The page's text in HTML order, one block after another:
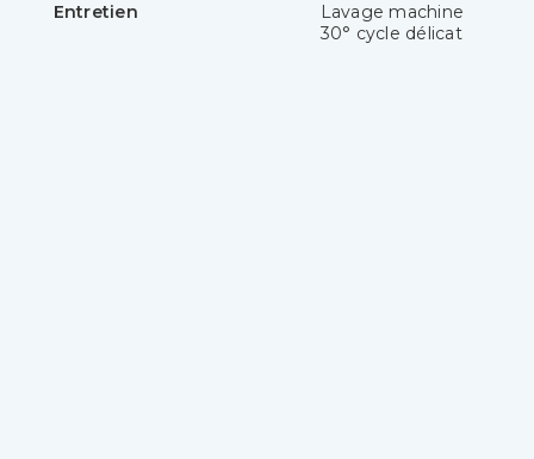
Entretien
Lavage machine
30° cycle délicat